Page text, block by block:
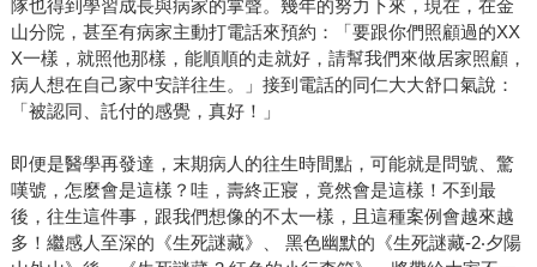
隊也得到學習成長與病家的掌聲。幾年的努力下來，現在，在金
山分院，甚至有病家主動打電話來預約：「要跟你們照顧過的XX
X一樣，就照他那樣，能順順的走就好，請幫我們來做居家照顧，
病人想在自己家中安詳往生。」接到電話的同仁大大舒口氣說：
「被認同、託付的感覺，真好！」
即便是醫學再發達，末期病人的往生時間點，可能就是問號、驚
嘆號，怎麼會是這樣？哇，壽終正寢，竟然會是這樣！不到最
後，往生這件事，跟我們想像的不太一樣，且這種案例會越來越
多！繼感人至深的《生死謎藏》、 黑色幽默的《生死謎藏-2‧夕陽